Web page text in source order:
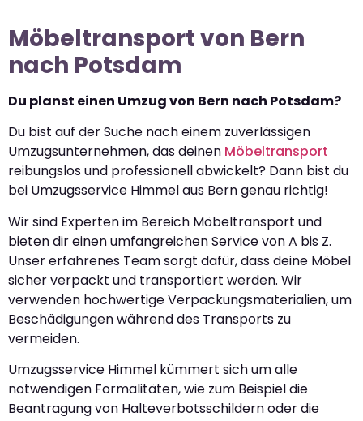
Möbeltransport von Bern
nach Potsdam
Du planst einen Umzug von Bern nach Potsdam?
Du bist auf der Suche nach einem zuverlässigen
Umzugsunternehmen, das deinen Möbeltransport
reibungslos und professionell abwickelt? Dann bist du
bei Umzugsservice Himmel aus Bern genau richtig!
Wir sind Experten im Bereich Möbeltransport und
bieten dir einen umfangreichen Service von A bis Z.
Unser erfahrenes Team sorgt dafür, dass deine Möbel
sicher verpackt und transportiert werden. Wir
verwenden hochwertige Verpackungsmaterialien, um
Beschädigungen während des Transports zu
vermeiden.
Umzugsservice Himmel kümmert sich um alle
notwendigen Formalitäten, wie zum Beispiel die
Beantragung von Halteverbotsschildern oder die